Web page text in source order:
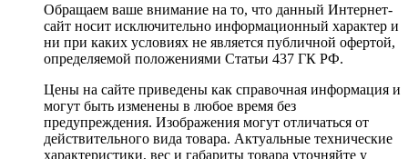
Обращаем ваше внимание на то, что данный Интернет-
сайт носит исключительно информационный характер и
ни при каких условиях не является публичной офертой,
определяемой положениями Статьи 437 ГК РФ.
Цены на сайте приведены как справочная информация и
могут быть изменены в любое время без
предупреждения. Изображения могут отличаться от
действительного вида товара. Актуальные технические
характеристики, вес и габариты товара уточняйте у